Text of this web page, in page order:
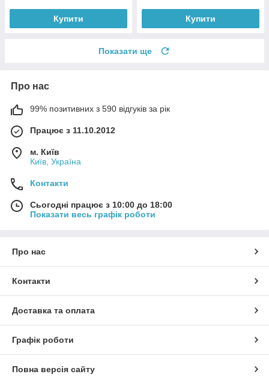
Купити Купити
Показати ще
Про нас
99% позитивних з 590 відгуків за рік
Працює з 11.10.2012
м. Київ
Київ, Україна
Контакти
Сьогодні працює з 10:00 до 18:00
Показати весь графік роботи
Про нас
Контакти
Доставка та оплата
Графік роботи
Повна версія сайту